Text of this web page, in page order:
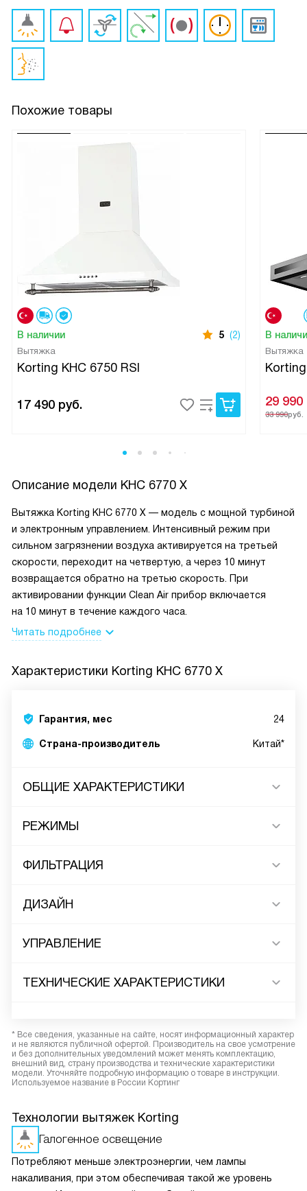
Похожие товары
В наличии 5 (2)
Вытяжка
Korting KHC 6750 RSI
17 490 руб.
В
Вытяжка
29 990
33 990руб.
Описание модели KHC 6770 X
Вытяжка Korting KHC 6770 X — модель с мощной турбиной
и электронным управлением. Интенсивный режим при
сильном загрязнении воздуха активируется на третьей
скорости, переходит на четвертую, а через 10 минут
возвращается обратно на третью скорость. При
активировании функции Clean Air прибор включается
на 10 минут в течение каждого часа.
Читать подробнее
Характеристики Korting KHC 6770 X
Гарантия, мес 24
Страна-производитель Китай*
ОБЩИЕ ХАРАКТЕРИСТИКИ
РЕЖИМЫ
ФИЛЬТРАЦИЯ
ДИЗАЙН
УПРАВЛЕНИЕ
ТЕХНИЧЕСКИЕ ХАРАКТЕРИСТИКИ
* Все сведения, указанные на сайте, носят информационный характер
и не являются публичной офертой. Производитель на свое усмотрение
и без дополнительных уведомлений может менять комплектацию,
внешний вид, страну производства и технические характеристики
модели. Уточняйте подробную информацию о товаре в инструкции.
Используемое название в России Кортинг
Технологии вытяжек Korting
Галогенное освещение
Потребляют меньше электроэнергии, чем лампы
накаливания, при этом обеспечивая такой же уровень